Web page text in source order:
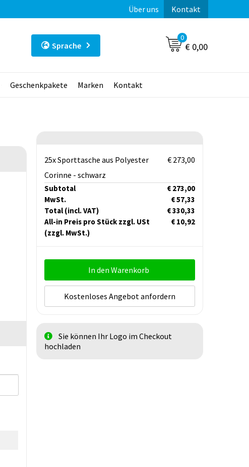
Über uns Kontakt
Sprache
0
€ 0,00
Geschenkpakete Marken Kontakt
25x Sporttasche aus Polyester
Corinne - schwarz
€ 273,00
Subtotal
€ 273,00
MwSt.
€ 57,33
Total (incl. VAT)
€ 330,33
All-in Preis pro Stück zzgl. USt
(zzgl. MwSt.)
€ 10,92
In den Warenkorb
Kostenloses Angebot anfordern
Sie können Ihr Logo im Checkout
hochladen